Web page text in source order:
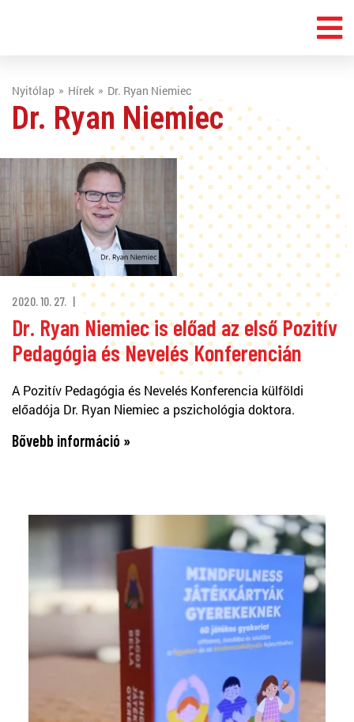
Nyitólap Hírek Dr. Ryan Niemiec
Dr. Ryan Niemiec
2020. 10. 27.
Dr. Ryan Niemiec is előad az első Pozitív
Pedagógia és Nevelés Konferencián
A Pozitív Pedagógia és Nevelés Konferencia külföldi
előadója Dr. Ryan Niemiec a pszichológia doktora.
Bővebb információ »